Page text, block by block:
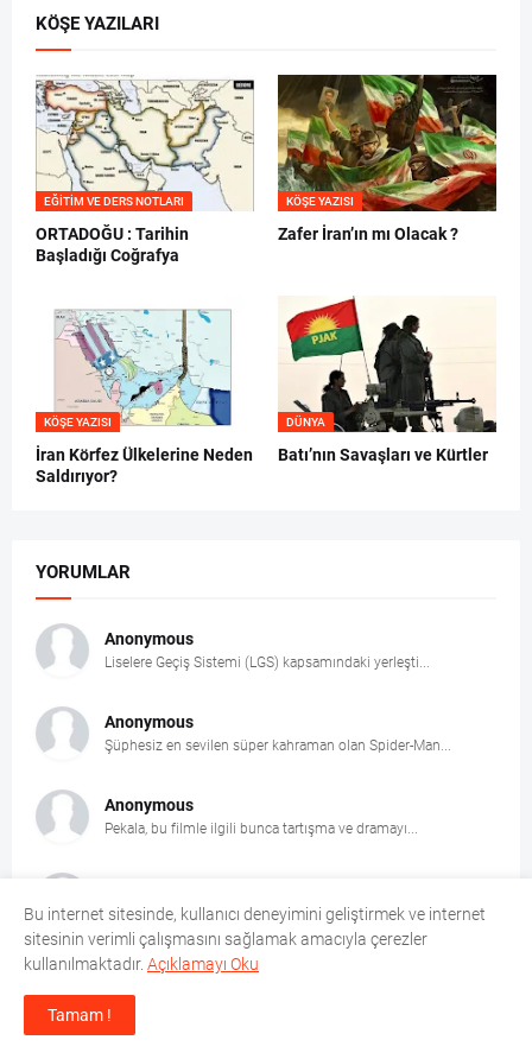
KÖŞE YAZILARI
EĞITIM VE DERS NOTLARI
ORTADOĞU : Tarihin
Başladığı Coğrafya
KÖŞE YAZISI
Zafer İran’ın mı Olacak ?
KÖŞE YAZISI
İran Körfez Ülkelerine Neden
Saldırıyor?
DÜNYA
Batı’nın Savaşları ve Kürtler
YORUMLAR
Anonymous
Liselere Geçiş Sistemi (LGS) kapsamındaki yerleşti...
Anonymous
Şüphesiz en sevilen süper kahraman olan Spider-Man...
Anonymous
Pekala, bu filmle ilgili bunca tartışma ve dramayı...
Athena (Zendaya), Odysseus'a bilgece tavsiyele...
Anonymous
Senaryosunu yazan ve yöneten: Christopher Nolan ...
Bu internet sitesinde, kullanıcı deneyimini geliştirmek ve internet
sitesinin verimli çalışmasını sağlamak amacıyla çerezler
kullanılmaktadır. Açıklamayı Oku
Tamam !